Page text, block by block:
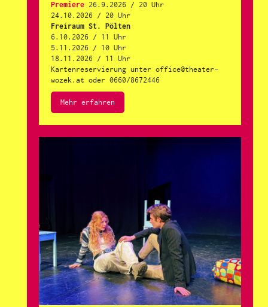
Premiere 26.9.2026 / 20 Uhr
24.10.2026 / 20 Uhr
Freiraum St. Pölten
6.10.2026 / 11 Uhr
5.11.2026 / 10 Uhr
18.11.2026 / 11 Uhr
Kartenreservierung unter office@theater-
wozek.at oder 0660/8672446
Mehr erfahren